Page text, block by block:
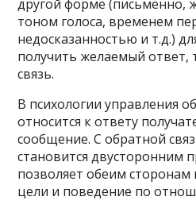
другой форме (письменно,
тоном голоса, временем
недосказанностью и т.д.)
получить желаемый ответ,
связь.
В психологии управления
относится к ответу
сообщение. С обратной
становится двусторонним
позволяет обеим
цели и поведение по